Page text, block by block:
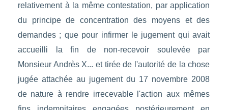
relativement à la même contestation, par application
du principe de concentration des moyens et des
demandes ; que pour infirmer le jugement qui avait
accueilli la fin de non-recevoir soulevée par
Monsieur Andrès X... et tirée de l'autorité de la chose
jugée attachée au jugement du 17 novembre 2008
de nature à rendre irrecevable l'action aux mêmes